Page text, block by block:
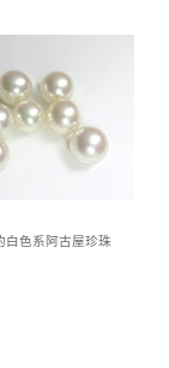
白色系阿古屋珍珠